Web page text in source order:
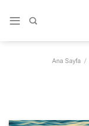
atla
Ana Sayfa /